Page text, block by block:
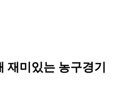
재미있는 농구경기